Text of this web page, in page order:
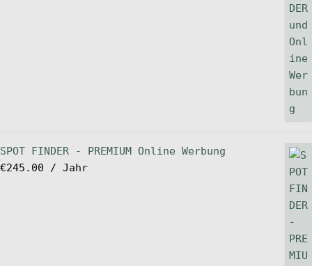
SPOT FINDER - PREMIUM Online Werbung
€245.00 / Jahr